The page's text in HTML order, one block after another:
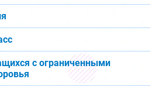
с ограниченными